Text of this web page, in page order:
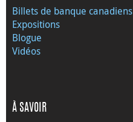
Billets de banque canadiens
Expositions
Blogue
Vidéos
À SAVOIR